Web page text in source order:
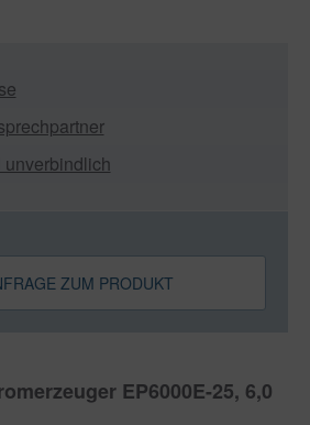
EP6000E-25, 6,0
ZUM PRODUKT